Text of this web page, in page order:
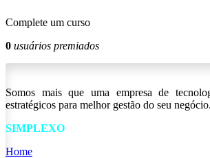
Complete um curso
0 usuários premiados
Somos mais que uma empresa de
estratégicos para melhor gestão do seu negócio.
SIMPLEXO
Home